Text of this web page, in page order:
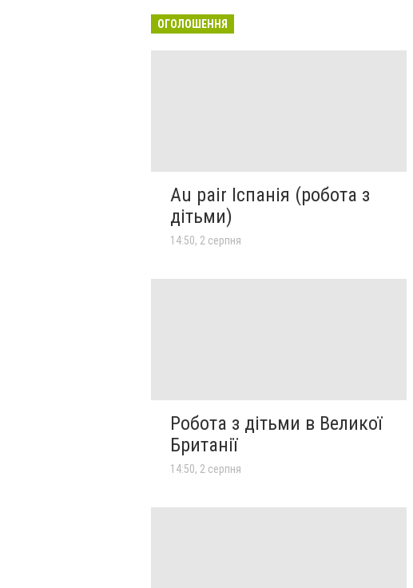
ОГОЛОШЕННЯ
Au pair Іспанія (робота з
дітьми)
14:50, 2 серпня
Робота з дітьми в Великої
Британії
14:50, 2 серпня